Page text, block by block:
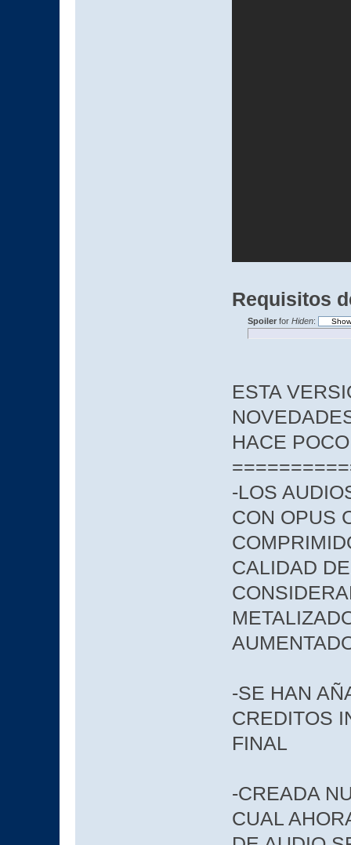
Requisitos
Spoilerfor Hiden:
ESTA
HACE
-LOS
CON OPUS
CALIDAD
-SE HAN
CREDITOS
FINAL
-CREADA
CUAL